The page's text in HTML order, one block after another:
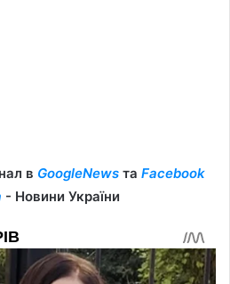
в GoogleNews та Facebook
- Новини України